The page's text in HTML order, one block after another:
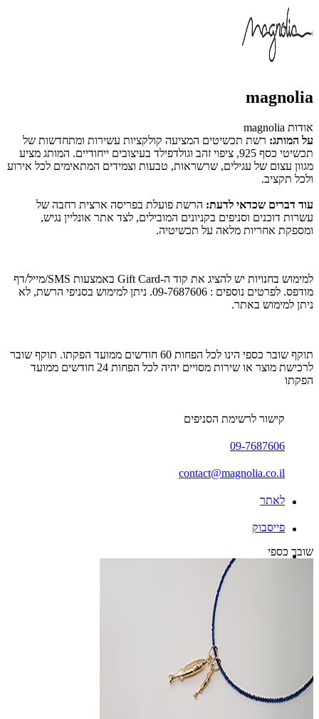
magnolia
אודות magnolia
על המותג: רשת תכשיטים המציעה קולקציות עשירות ומתחדשות של
תכשיטי כסף 925, ציפוי זהב וגולדפילד בעיצובים ייחודיים. המותג מציע
מגוון עצום של עגילים, שרשראות, טבעות וצמידים המתאימים לכל אירוע
ולכל תקציב.
עוד דברים שכדאי לדעת: הרשת פועלת בפריסה ארצית רחבה של
עשרות דוכנים וסניפים בקניונים המובילים, לצד אתר אונליין נגיש,
ומספקת אחריות מלאה על תכשיטיה.
ל
מימוש בחנויות יש להציג את קוד ה-Gift Card באמצעות SMS/מייל/דף
מודפס
. לפרטים נוספים : 09-7687606. ניתן למימוש בסניפי הרשת, לא
ניתן למימוש באתר.
תוקף שובר כספי הינו לכל הפחות 60 חודשים ממועד הפקתו. תוקף שובר
לרכישת מוצר או שירות מסויים יהיה לכל הפחות 24 חודשים ממועד
הפקתו
קישור לרשימת הסניפים
09-7687606
contact@magnolia.co.il
לאתר
פייסבוק
שובר כספי